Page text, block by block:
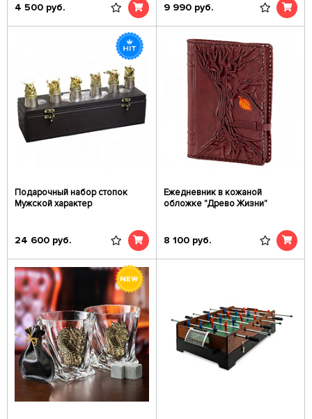
4 500 руб. 9 990 руб.
Подарочный набор стопок
Мужской характер
24 600 руб.
Ежедневник в кожаной
обложке "Древо Жизни"
8 100 руб.